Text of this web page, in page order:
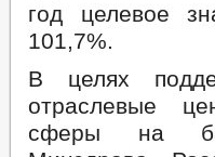
год целевое
101,7%.
В целях
отраслевые
сферы на